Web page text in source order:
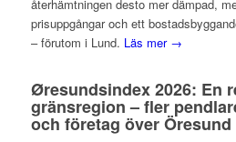
återhämtningen desto mer dämpad,
prisuppgångar och ett
– förutom i Lund. Läs mer →
Øresundsindex 2026: En
gränsregion – fler
och företag över Öresund